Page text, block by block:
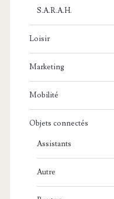
S.A.R.A.H.
Loisir
Marketing
Mobilité
Objets connectés
Assistants
Autre